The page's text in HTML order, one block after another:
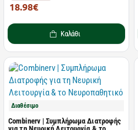
18.98€
Καλάθι
Διαθέσιμο
Combinerv | Συμπλήρωμα Διατροφής